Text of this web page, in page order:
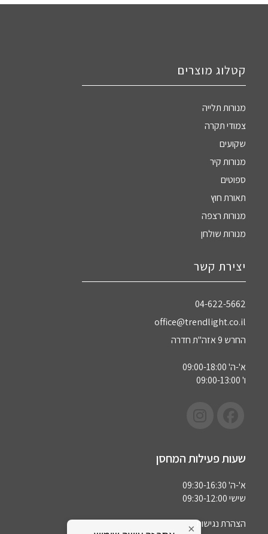
קטלוג מוצרים
מנורות תלייה
צמודי תקרה
שקועים
מנורות קיר
ספוטים
תאורת חוץ
מנורות רצפה
מנורות שולחן
יצירת קשר
04-622-5662‏
office@trendlight.co.il
החרש 9 אזה"ת חדרה
א'-ה' 09:00-18:00
ו' 09:00-13:00
שעות פעילות המחסן
א'-ה' 09:30-16:30
שישי 09:30-12:00
הצהרת נגישות×